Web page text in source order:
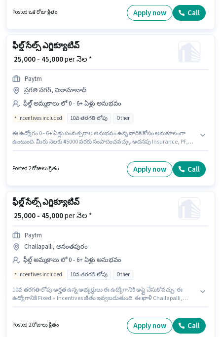
ఉంది. ఈ ఖాళీ ఆదర్శ్ నగర్, జంషెడ్‌పూర్ లో ఉంది. Paytm ఫీల్డ్ అమ్మకాలు
విభాగంలో ఫీల్డ్ సేల్స్ ఎగ్జిక్యూటివ్ ఉద్యోగానికి క్రియాశీలకంగా నియామకం
Posted ఒక రోజు క్రితం Apply now Call
ఫీల్డ్ సేల్స్ ఎగ్జిక్యూటివ్
₹ 25,000 - 45,000per నెల *
Paytm
ప్రగతి నగర్, నిజామాబాద్
ఫీల్డ్ అమ్మకాలు లో 0 - 6+ ఏళ్లు అనుభవం
Incentives included 10వ తరగతి లోపు Other
ఈ ఉద్యోగం 0 - 6+ ఏళ్లు సంవత్సరాల అనుభవం ఉన్న వారికి కోసం అనుకూలంగా
ఉంటుంది. మీరు నెలకు ₹45000 వరకు సంపాదించవచ్చు. అదనపు Insurance, PF,
చేసుకోవచ్చు. ఈ ఉద్యోగానికి Fixed + Incentives జీతం ఇవ్వబడుతుంది. ఈ ఖాళీ
ప్రగతి నగర్, నిజామాబాద్ లో ఉంది. Paytm లో ఫీల్డ్ అమ్మకాలు విభాగంలో ఫీల్డ్ సేల్స్
Posted 2 రోజులు క్రితం Apply now Call
ఫీల్డ్ సేల్స్ ఎగ్జిక్యూటివ్
₹ 25,000 - 45,000per నెల *
Paytm
Challapalli, అనంతపురం
ఫీల్డ్ అమ్మకాలు లో 0 - 6+ ఏళ్లు అనుభవం
Incentives included 10వ తరగతి లోపు Other
10వ తరగతి లోపు అర్హత ఉన్న అభ్యర్థులు ఈ ఉద్యోగానికి అప్లై చేసుకోవచ్చు. ఈ
ఉద్యోగానికి Fixed + Incentives జీతం ఇవ్వబడుతుంది. ఈ ఖాళీ Challapalli,
అమ్మకాలు విభాగంలో ఫీల్డ్ సేల్స్ ఎగ్జిక్యూటివ్ ఉద్యోగానికి క్రియాశీలకంగా నియామకం
జరుగుతోంది. ఈ ఉద్యోగం 0 - 6+ ఏళ్లు సంవత్సరాల అనుభవం ఉన్న వారికి కోసం, నెల
Posted 2 రోజులు క్రితం Apply now Call